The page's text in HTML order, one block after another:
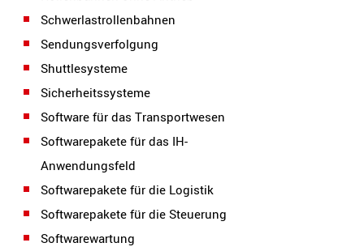
Schwerlastrollenbahnen
Sendungsverfolgung
Shuttlesysteme
Sicherheitssysteme
Software für das Transportwesen
Softwarepakete für das IH-
Anwendungsfeld
Softwarepakete für die Logistik
Softwarepakete für die Steuerung
Softwarewartung